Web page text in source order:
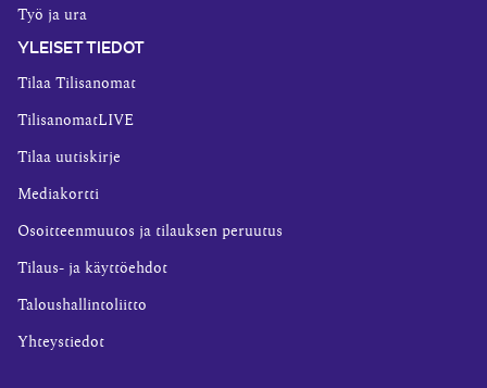
Työ ja ura
YLEISET TIEDOT
Tilaa Tilisanomat
TilisanomatLIVE
Tilaa uutiskirje
Mediakortti
Osoitteenmuutos ja tilauksen peruutus
Tilaus- ja käyttöehdot
Taloushallintoliitto
Yhteystiedot